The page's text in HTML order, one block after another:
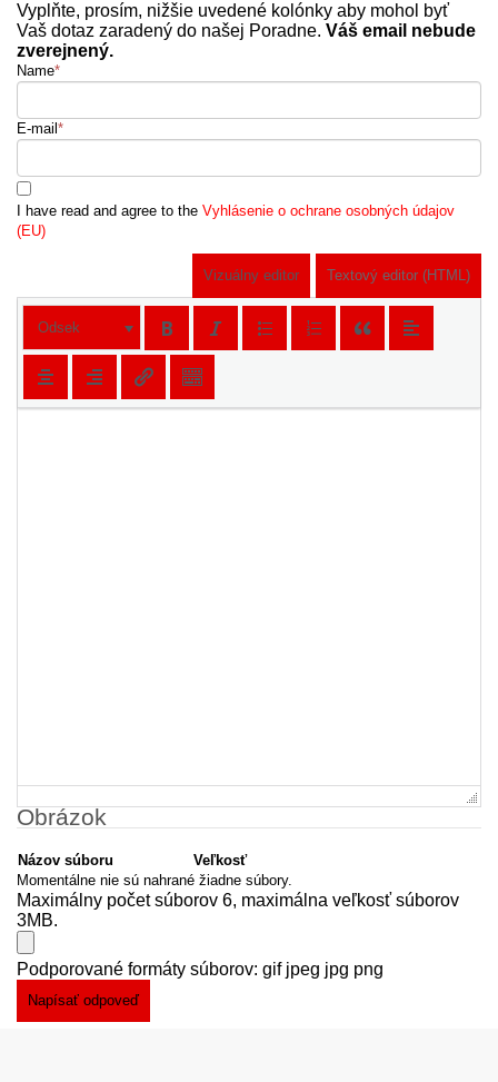
Vyplňte, prosím, nižšie uvedené kolónky aby mohol byť
Vaš dotaz zaradený do našej Poradne. Váš email nebude
zverejnený.
Name*
E-mail *
I have read and agree to the Vyhlásenie o ochrane osobných údajov
(EU)
Vizuálny editor Textový editor (HTML)
Odsek
Obrázok
Názov súboru
Veľkosť
Momentálne nie sú nahrané žiadne súbory.
Maximálny počet súborov 6, maximálna veľkosť súborov
3MB.
Podporované formáty súborov: gif jpeg jpg png